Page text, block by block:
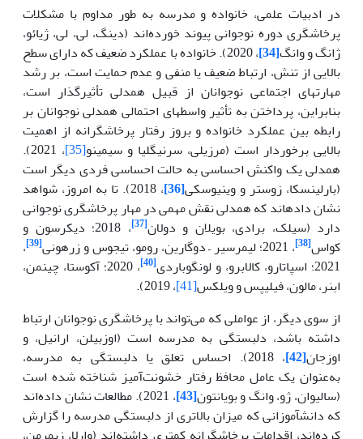
در ادبیات علمی، خانواده و مدرسه به طور مداوم با مشکلات
پرخاشگری دوره نوجوانی پیوند خورده‌اند (دینگ، لی، لی، ژیائو،
ژانگ و وانگ[34]
، 2020). خانواده با عملکرد ضعیف که دارای سطح
بالایی از تنش، ارتباط ضعیف یا منفی و عدم حمایت است، بر رشد
مهارت­های اجتماعی نوجوانان از قبیل همدلی تأثیرگذار است،
بنابراین، پرداختن به تأثیر واسطه­ای احتمالی همدلی نوجوانان بر
رابطه بین عملکرد خانواده و بروز رفتار پرخاشگرانه از اهمیت
بالایی برخوردار است (مرزیلی، سرنیگلیا و سیمینو[35]
، 2021).
همدلی یک واکنش احساسی به حالت احساسی فردی دیگر است
(بارلینسکا، زوستر و وینیوسکی[36]
، 2018). تا به امروز، شواهد
نشان داده­اند که همدلی نقش مهمی در مهار پرخاشگری نوجوانی
دارد (سیلک، برادی، بویلان و دولان[37]
، 2018؛ دیکرسون و
کواس[38] ، 2021؛ لیمرسیر – دوگارین، رومو، تیجوس و زرهونی [39]
،
2021؛ اسپاتارو، کالابرو، و لونگوباردی
[40]
، 2020؛ آکوستا، چینمن،
ابنر، مالون، فیلیپس و ویلکس[41]
، 2019).
از سوی دیگر، از عواملی که می‌تواند با پرخاشگری نوجوانان ارتباط
داشته باشد، دلبستگی به مدرسه است (اوزبیلن، ارانیل، و
اوزجان[42]
، 2018). احساس تعلق یا دلبستگی به مدرسه،
به‌عنوان یک عامل محافظ رفتار خشونت‌آمیز شناخته شده است
(سالیوان، ژو، وانگ و بویانتون[43]
، 2021). مطالعات نشان داده‌اند
که دانش­آموزانی که میزان بالاتری از دلبستگی مدرسه را گزارش